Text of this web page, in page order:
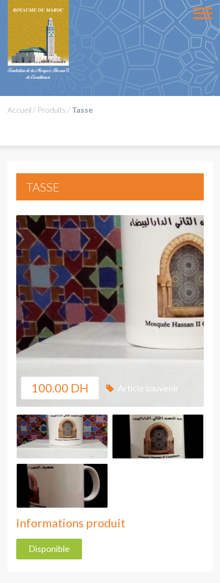
Accueil / Produits / Tasse
TASSE
100.00 DH Article souvenir
Informations produit
Disponible